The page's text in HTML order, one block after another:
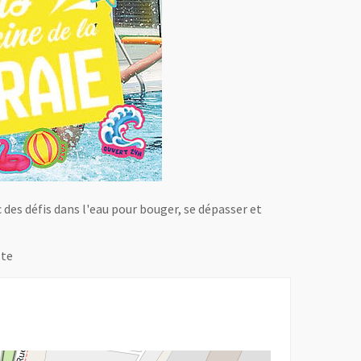
défis dans l'eau pour bouger, se dépasser et